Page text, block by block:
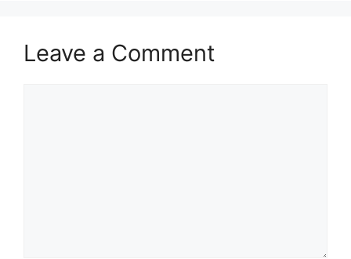
Leave a Comment